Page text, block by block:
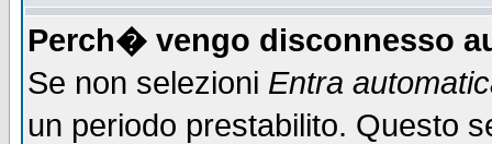
Perch� vengo disconnesso
Se non selezioni Entra
un periodo prestabilito. Questo